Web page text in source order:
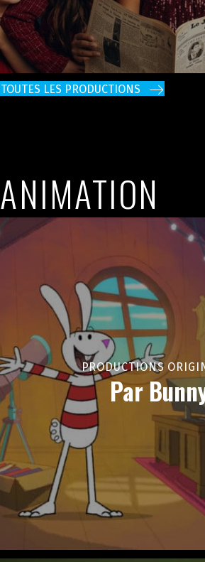
TOUTES LES PRODUCTIONS
ANIMATION
PRODUCTIONS
Par